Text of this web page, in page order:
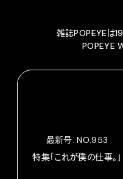
雑誌POPEYEは
POPEYE
最新号: NO.953
特集「これが僕の仕事。」